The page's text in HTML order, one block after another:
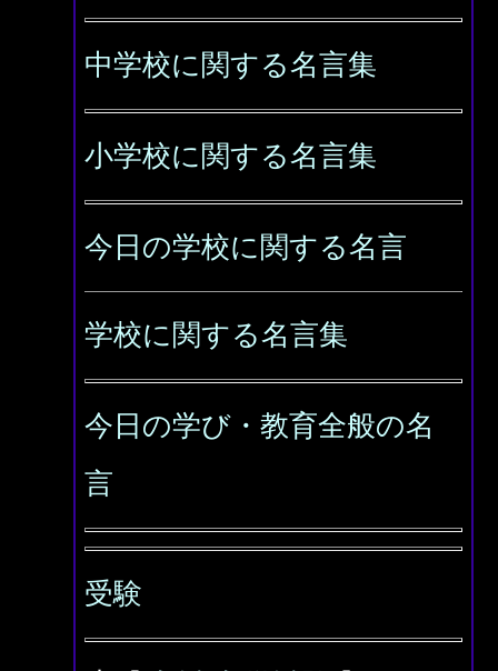
中学校に関する名言集
小学校に関する名言集
今日の学校に関する名言
学校に関する名言集
今日の学び・教育全般の名
言
受験